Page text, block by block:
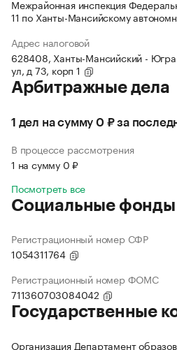
Межрайонная инспекция
11 по Ханты-Мансийскому
Адрес налоговой
628408, Ханты-Мансийский - Югра
ул, д 73, корп 1
Арбитражные дела
1 дел на сумму 0 ₽ за
В процессе рассмотрения
1 на сумму 0 ₽
Посмотреть все
Социальные фонды
Регистрационный номер СФР
1054311764
Регистрационный номер ФОМС
711360703084042
Государственные
Организация Департамент